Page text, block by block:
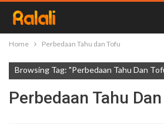
Home Perbedaan Tahu dan Tofu
Browsing Tag: "Perbedaan Tahu Dan
Perbedaan Tahu